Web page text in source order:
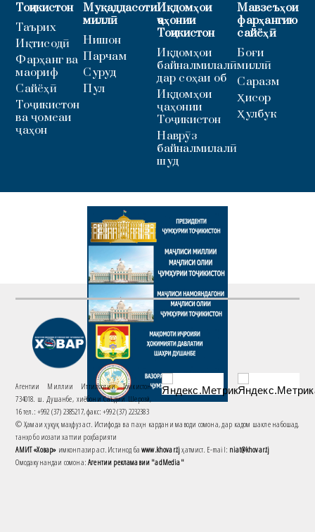
Тоҷикистон
Таърих
Иқтисодӣ
Фарҳанг ва
маориф
Сайёҳӣ
Тоҷикистон
ва ҷомеаи
ҷаҳон
Муқаддасоти
миллӣ
Нишон
Парчам
Суруд
Пул
Иқдомҳои
ҷаҳонии
Тоҷикистон
Иқдомҳои
байналмилалӣ
дар соҳаи об
Иқдомҳои
ҷаҳонии
Тоҷикистон
Наврӯз
байналмилалӣ
шуд
Мавзеъҳои
фарҳангию
сайёҳӣ
Боғи
миллӣ
Саразм
Ҳисор
Ҳулбук
Агентии Миллии Иттилоотии Тоҷикистон
734018. ш. Душанбе, хиёбони Саъдии Шерозӣ,
16 тел.: +992 (37) 2385217, факс: +992 (37) 2232383
© Ҳамаи ҳуқуқ маҳфуз аст. Истифода ва паҳн кардани маводи сомона, дар кадом шакле набошад,
танҳо бо иҷозати хаттии роҳбарияти
АМИТ «Ховар» имконпазир аст. Истинод баwww.khovar.tjҳатмист. E-mail: niat@khovar.tj
Омодакунандаи сомона:Агентии рекламавии "adMedia"